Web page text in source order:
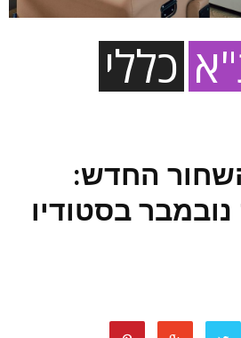
כללי
החדש:
בסטודיו